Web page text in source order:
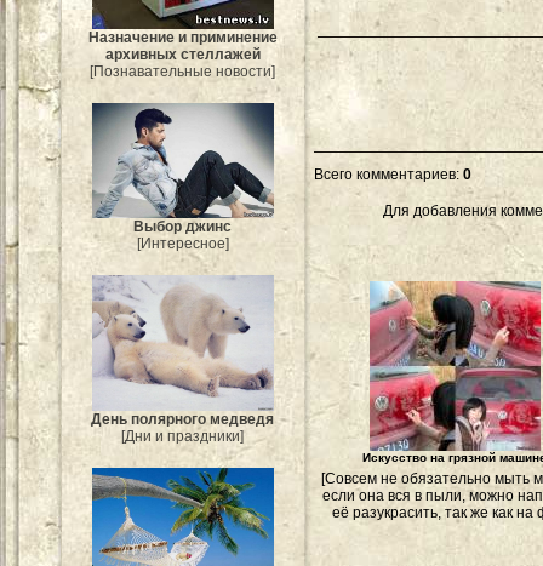
Назначение и приминение
архивных стеллажей
[Познавательные новости]
Выбор джинс
[Интересное]
День полярного медведя
[Дни и праздники]
Всего комментариев: 0
Для добавления
Искусство на грязной
[Совсем не обязательно мыть
если она вся в пыли, можно
её разукрасить, так же как на